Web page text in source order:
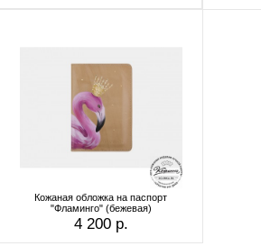
Кожаная обложка на паспорт
"Фламинго" (бежевая)
4 200 р.